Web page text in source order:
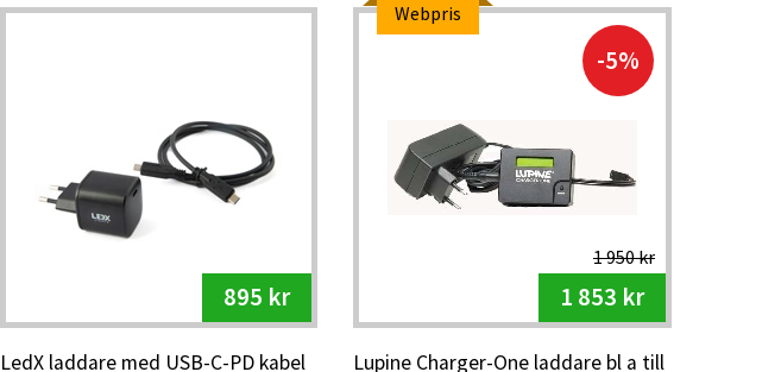
895 kr
LedX laddare med USB-C-PD kabel
Webpris
-5%
1 950 kr
1 853 kr
Lupine Charger-One laddare bl a till